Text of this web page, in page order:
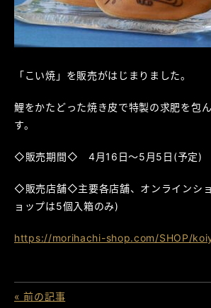
「こい焼」を販売がはじまりました。
鯉をかたどった焼き皮で特製の求肥を包
す。
◇販売期間◇ 4月16日～5月5日(予定)
◇販売店舗◇主要各店舗、オンラインシ
ョップは5個入箱のみ)
https://morihachi-shop.com/SHOP/
« 前の記事